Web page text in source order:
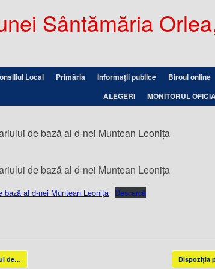
Sântămăria
Local Primăria Informații publice Biroul online
ALEGERI
MONITORUL
de bază al d-nei Muntean Leonița
de bază al d-nei Muntean Leonița
bază al d-nei Muntean Leonița Descarcă
de… Dispoziția